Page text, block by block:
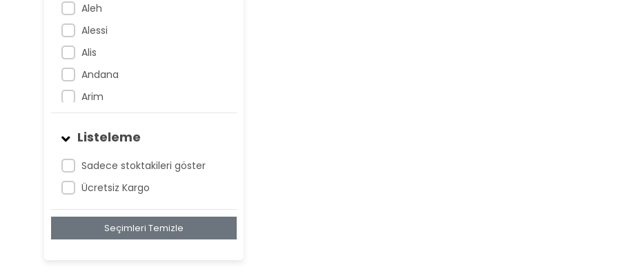
Aleh
Alessi
Alis
Andana
Arim
Atnis
Belan
Belay
Birta
Listeleme
Sadece stoktakileri göster
Ücretsiz Kargo
Seçimleri Temizle